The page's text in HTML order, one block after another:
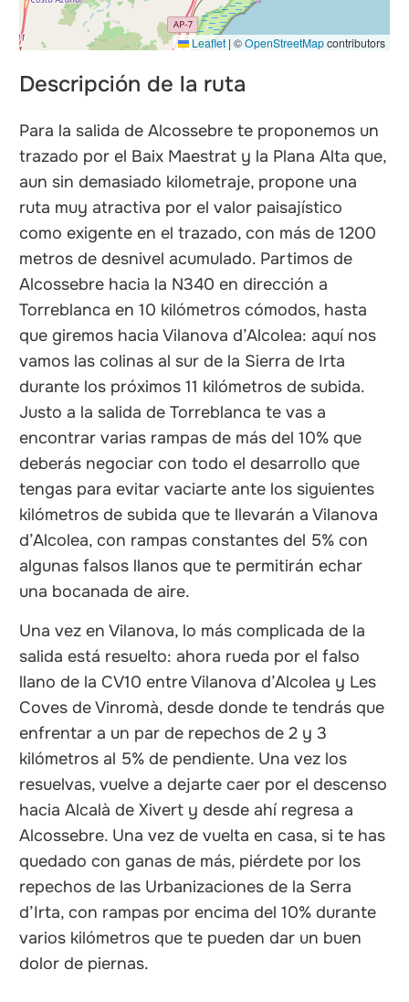
Leaflet | ©OpenStreetMapcontributors
Descripción de la ruta
Para la salida de Alcossebre te proponemos un
trazado por el Baix Maestrat y la Plana Alta que,
aun sin demasiado kilometraje, propone una
ruta muy atractiva por el valor paisajístico
como exigente en el trazado, con más de 1200
metros de desnivel acumulado. Partimos de
Alcossebre hacia la N340 en dirección a
Torreblanca en 10 kilómetros cómodos, hasta
que giremos hacia Vilanova d’Alcolea: aquí nos
vamos las colinas al sur de la Sierra de Irta
durante los próximos 11 kilómetros de subida.
Justo a la salida de Torreblanca te vas a
encontrar varias rampas de más del 10% que
deberás negociar con todo el desarrollo que
tengas para evitar vaciarte ante los siguientes
kilómetros de subida que te llevarán a Vilanova
d’Alcolea, con rampas constantes del 5% con
algunas falsos llanos que te permitirán echar
una bocanada de aire.
Una vez en Vilanova, lo más complicada de la
salida está resuelto: ahora rueda por el falso
llano de la CV10 entre Vilanova d’Alcolea y Les
Coves de Vinromà, desde donde te tendrás que
enfrentar a un par de repechos de 2 y 3
kilómetros al 5% de pendiente. Una vez los
resuelvas, vuelve a dejarte caer por el descenso
hacia Alcalà de Xivert y desde ahí regresa a
Alcossebre. Una vez de vuelta en casa, si te has
quedado con ganas de más, piérdete por los
repechos de las Urbanizaciones de la Serra
d’Irta, con rampas por encima del 10% durante
varios kilómetros que te pueden dar un buen
dolor de piernas.